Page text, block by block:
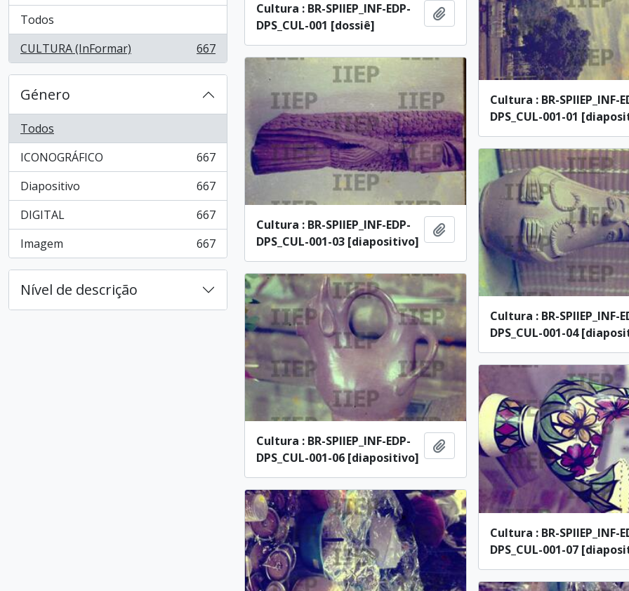
Todos
CULTURA (InFormar)
, 667 resultados 667
Género
Todos
ICONOGRÁFICO
, 667 resultados
667
Diapositivo
, 667 resultados
667
DIGITAL
, 667 resultados
667
Imagem
, 667 resultados 667
Nível de descrição
Cultura : BR-SPIIEP_INF-EDP-
DPS_CUL-001 [dossiê]
Adicionar à área de transferência
Cultura : BR-SPIIEP_INF-
DPS_CUL-001-01
Cultura : BR-SPIIEP_INF-EDP-
DPS_CUL-001-03 [diapositivo]
Adicionar à área de transferência
Cultura : BR-SPIIEP_INF-
DPS_CUL-001-04
Cultura : BR-SPIIEP_INF-EDP-
DPS_CUL-001-06 [diapositivo]
Adicionar à área de transferência
Cultura : BR-SPIIEP_INF-
DPS_CUL-001-07